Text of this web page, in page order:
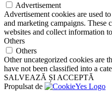
Advertisement
Advertisement cookies are used
and marketing campaigns. These
websites and collect information
Others
Others
Other uncategorized cookies are
have not been classified into a
SALVEAZĂ ȘI ACCEPTĂ
Propulsat de